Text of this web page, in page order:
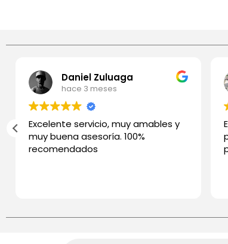
Daniel Zuluaga
hace 3 meses
Excelente servicio, muy amables y
muy buena asesoría. 100%
recomendados